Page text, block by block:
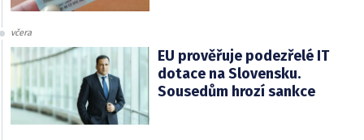
včera
EU prověřuje podezřelé IT
dotace na Slovensku.
Sousedům hrozí sankce